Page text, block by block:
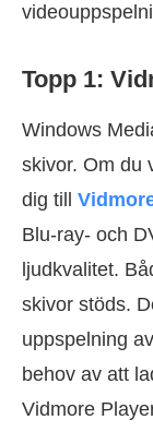
Topp 1:
Windows
skivor. Om du
dig till
Blu-ray- och
ljudkvalitet.
skivor stöds.
uppspelning
behov av att
Vidmore